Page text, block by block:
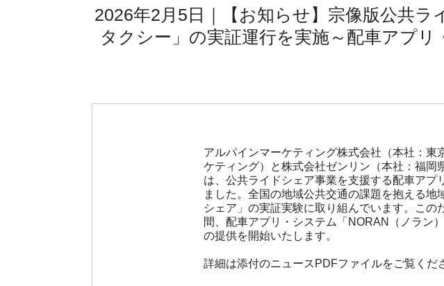
2026年2月5日｜【お知らせ】宗像版公共
タクシー」の実証運行を実施～配車アプ
アルパインマーケティング株式会社（本社：
ケティング）と株式会社ゼンリン（本社：福岡
は、公共ライドシェア事業を支援する配車ア
ました。全国の地域公共交通の課題を抱える
シェア」の実証実験に取り組んでいます。こ
間、配車アプリ・システム「NORAN（ノラン
の提供を開始いたします。
詳細は添付のニュースPDFファイルをご覧くだ